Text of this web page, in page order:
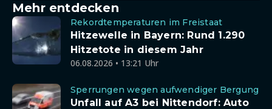
Mehr entdecken
Rekordtemperaturen im Freistaat
Hitzewelle in Bayern: Rund 1.290
Hitzetote in diesem Jahr
06.08.2026 • 13:21 Uhr
Sperrungen wegen aufwendiger Bergung
Unfall auf A3 bei Nittendorf: Auto